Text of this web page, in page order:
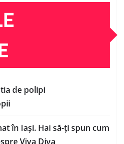
de polipi
în Iași. Hai să-ți spun cum
Viva Diva